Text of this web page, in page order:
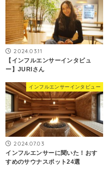
2024.03.11
【インフルエンサーインタビュ
ー】JURIさん
インフルエンサーインタビュー
2024.07.03
インフルエンサーに聞いた！おす
すめのサウナスポット24選